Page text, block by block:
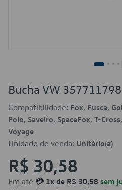
Bucha VW 357711798
Compatibilidade: Fox, Fusca,
Polo, Saveiro, SpaceFox, T-
Voyage
Unidade de venda: Unitário(a)
R$ 30,58
Em até 💳 1x de R$ 30,58 sem